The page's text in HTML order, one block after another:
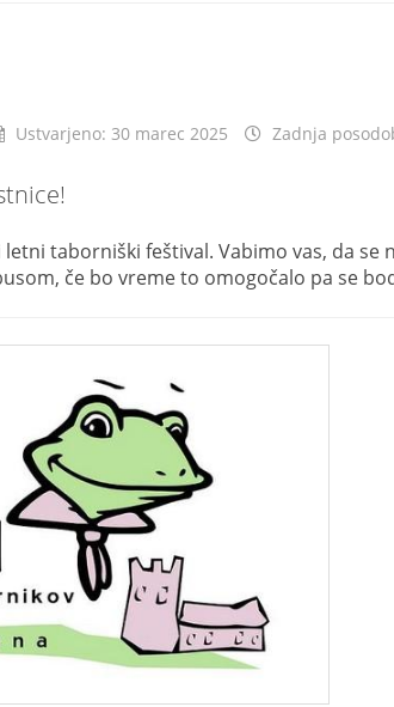
Ustvarjeno: 30 marec 2025 Zadnja
taborniški feštival. Vabimo vas, da
če bo vreme to omogočalo pa se